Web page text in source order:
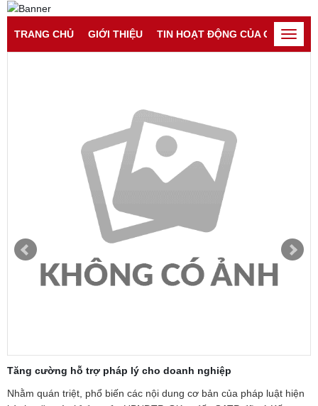
Đăng nhập
Đăng ký
TRANG CHỦ
GIỚI THIỆU TIN HOẠT ĐỘNG CỦA CATPToggle
Tăng cường hỗ trợ pháp lý cho doanh nghiệp
Nhằm quán triệt, phổ biến các nội dung cơ bản của pháp luật hiện